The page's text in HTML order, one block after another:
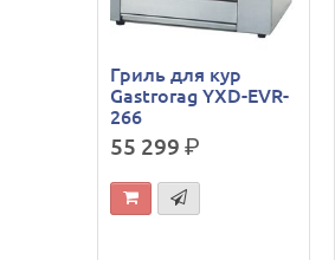
Гриль для кур
Gastrorag YXD-EVR-
266
55 299р.